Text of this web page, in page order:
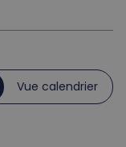
Vue calendrier